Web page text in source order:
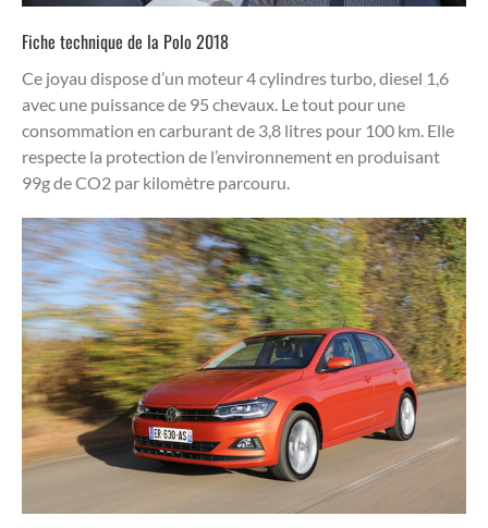
Fiche technique de la Polo 2018
Ce joyau dispose d’un moteur 4 cylindres turbo, diesel 1,6
avec une puissance de 95 chevaux. Le tout pour une
consommation en carburant de 3,8 litres pour 100 km. Elle
respecte la protection de l’environnement en produisant
99g de CO2 par kilomètre parcouru.